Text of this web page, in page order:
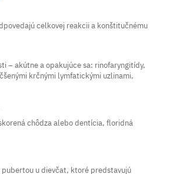
celkovej reakcii a konštitučnému
– akútne a opakujúce sa: rinofaryngitídy,
krčnými lymfatickými uzlinami,
chôdza alebo dentícia, floridná
pubertou u dievčat, ktoré predstavujú